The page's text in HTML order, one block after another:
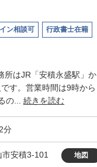
ン相談可 行政書士在籍
所はJR「安積永盛駅」か
す。営業時間は9時から
の... 続きを読む
分
安積3-101 地図